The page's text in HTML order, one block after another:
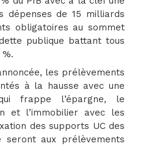
dépenses de 15 milliards
obligatoires au sommet
publique battant tous
les prélèvements
à la hausse avec une
frappe l’épargne, le
et l’immobilier avec les
des supports UC des
seront aux prélèvements